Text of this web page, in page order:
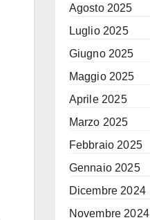
Agosto 2025
Luglio 2025
Giugno 2025
Maggio 2025
Aprile 2025
Marzo 2025
Febbraio 2025
Gennaio 2025
Dicembre 2024
Novembre 2024